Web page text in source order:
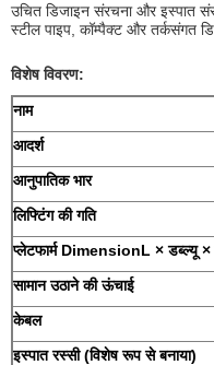
उचित डिजाइन संरचना और इस्पात
स्टील पाइप, कॉम्पैक्ट और तर्कसंगत
विशेष विवरण:
नाम
आदर्श
आनुपातिक भार
लिफ्टिंग की गति
प्लेटफार्म DimensionL × डब्ल्यू ×
सामान उठाने की ऊंचाई
केबल
इस्पात रस्सी (विशेष रूप से बनाया)